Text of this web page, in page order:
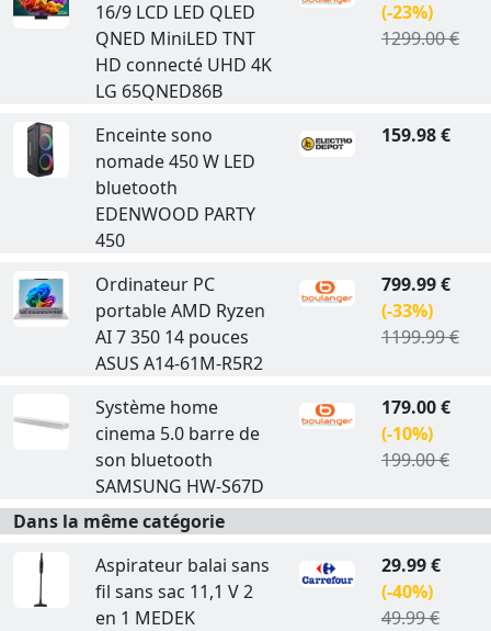
16/9 LCD LED QLED
QNED MiniLED TNT
HD connecté UHD 4K
LG 65QNED86B
(-23%)
1299.00 €
Enceinte sono
nomade 450 W LED
bluetooth
EDENWOOD PARTY
450
159.98 €
Ordinateur PC
portable AMD Ryzen
AI 7 350 14 pouces
ASUS A14-61M-R5R2
799.99 €
(-33%)
1199.99 €
Système home
cinema 5.0 barre de
son bluetooth
SAMSUNG HW-S67D
179.00 €
(-10%)
199.00 €
Dans la même catégorie
Aspirateur balai sans
fil sans sac 11,1 V 2
en 1 MEDEK
29.99 €
(-40%)
49.99 €